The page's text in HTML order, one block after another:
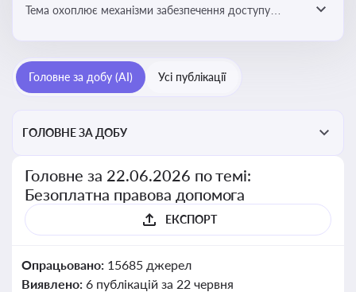
Тема охоплює механізми забезпечення доступу
Головне за добу (AI) Усі публікації
ГОЛОВНЕ ЗА ДОБУ
Головне за 22.06.2026 по темі:
Безоплатна правова допомога
ЕКСПОРТ
Опрацьовано: 15685 джерел
Виявлено: 6 публікацій за 22 червня